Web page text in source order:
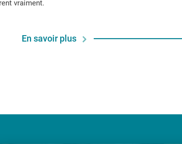
vraiment.
En savoir plus